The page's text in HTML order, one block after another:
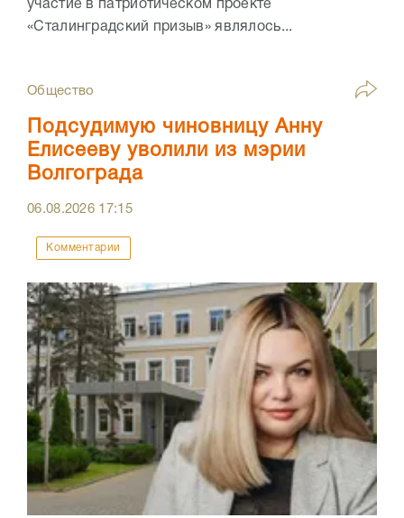
участие в патриотическом проекте
«Сталинградский призыв» являлось...
Общество
Подсудимую чиновницу Анну
Елисееву уволили из мэрии
Волгограда
06.08.2026 17:15
Комментарии